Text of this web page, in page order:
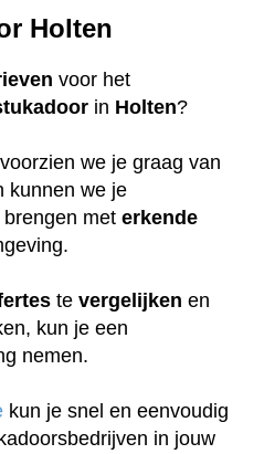
Holten
voor het
in Holten?
we je graag van
kunnen we je
brengen met erkende
te vergelijken en
kun je een
nemen.
kun je snel en eenvoudig
in jouw